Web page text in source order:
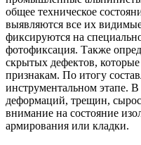
общее техническое
выявляются все их
фиксируются на
фотофиксация. Также
скрытых дефектов,
признакам. По итогу
инструментальном этапе.
деформаций, трещин,
внимание на состояние
армирования или кладки.